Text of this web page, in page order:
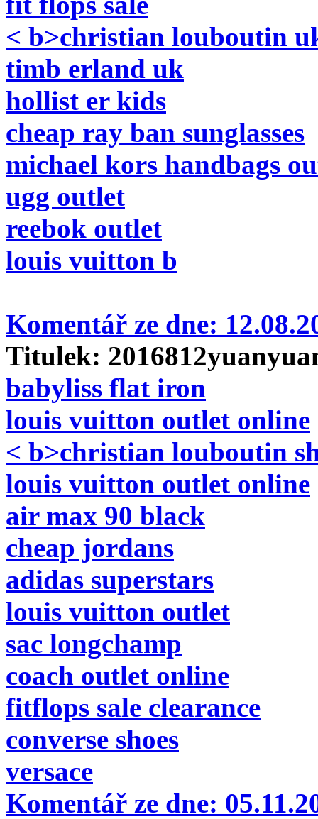
< b>christian louboutin
timb erland uk
hollist er kids
cheap ray ban sunglasses
michael kors handbags
ugg outlet
reebok outlet
louis vuitton b
Komentář ze dne:
Titulek:
babyliss flat iron
louis vuitton outlet online
< b>christian louboutin
louis vuitton outlet online
air max 90 black
cheap jordans
adidas superstars
louis vuitton outlet
sac longchamp
coach outlet online
fitflops sale clearance
converse shoes
versace
Komentář ze dne: